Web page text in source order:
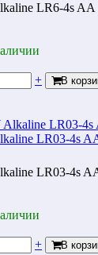
LR6-4s
+ В
LR03-4s
LR03-4s
+ В